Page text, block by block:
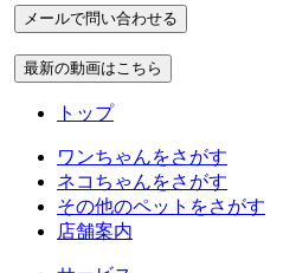
トップ
ワンちゃんをさがす
ネコちゃんをさがす
その他のペットをさがす
店舗案内